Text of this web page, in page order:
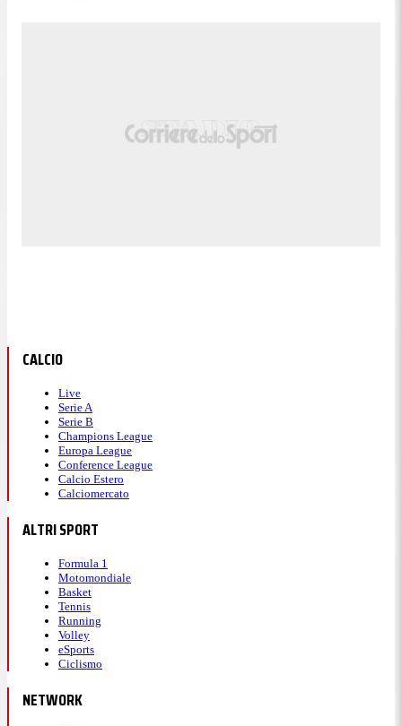
CALCIO
Live
Serie A
Serie B
Champions League
Europa League
Conference League
Calcio Estero
Calciomercato
ALTRI SPORT
Formula 1
Motomondiale
Basket
Tennis
Running
Volley
eSports
Ciclismo
NETWORK